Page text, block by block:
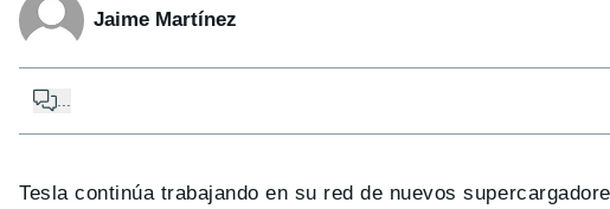
Jaime Martínez
Tesla continúa trabajando en su red de nuevos